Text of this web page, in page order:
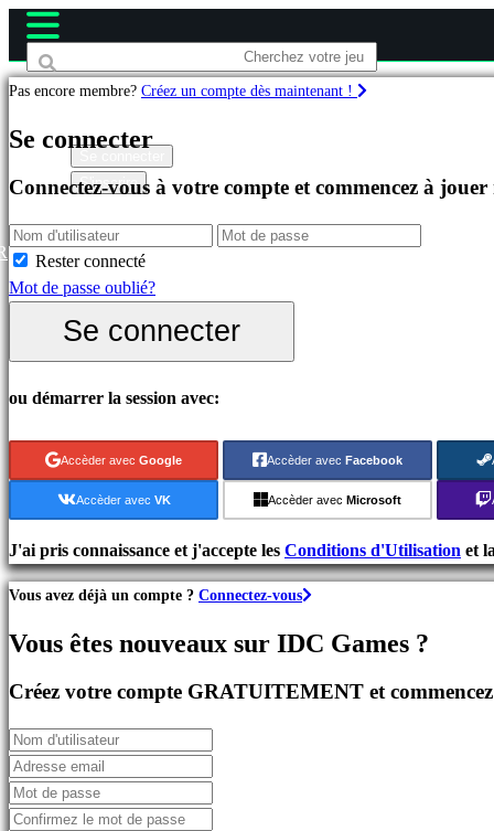
Jeux
Célèbres
Nouveautés
Free
Play
Catégories
d'Action
Jeux
de
Stratégie
Jeux
d'Aventure
Jeux
Jeux
RPG
de
Sport
Jeux
de
S'inscrire
Pas encore membre? Créez un compte dès maintenant !
Se connecter
Connectez-vous à votre compte et commencez à
Rester connecté
Mot de passe oublié?
Se connecter
ou démarrer la session avec:
Accèder avec Google Accèder avec Facebook
Accèder avec VK Accèder avec Microsoft
J'ai pris connaissance et j'accepte les Conditions d'Utilisation et la
Vous avez déjà un compte ? Connectez-vous
Vous êtes nouveaux sur IDC Games ?
Créez votre compte GRATUITEMENT et